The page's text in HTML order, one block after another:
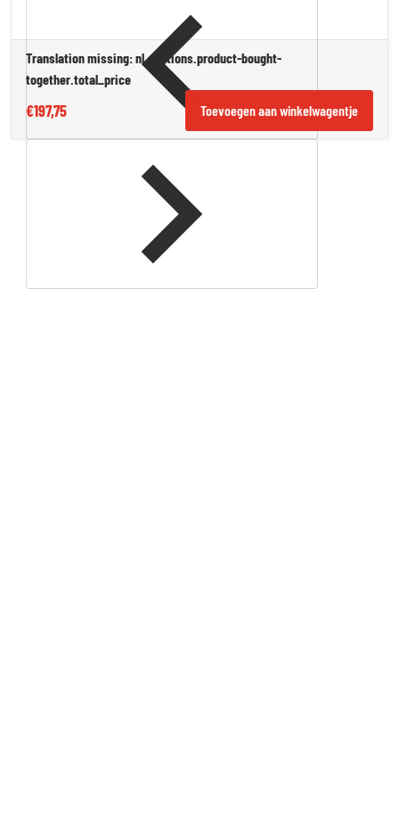
Translation missing: nl.sections.product-bought-
together.total_price
€197,75 Toevoegen aan winkelwagentje